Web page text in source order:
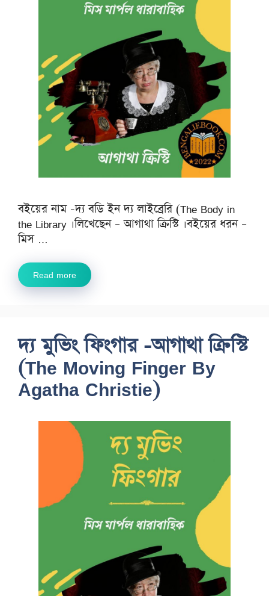
বইয়ের নাম -দ্য বডি ইন দ্য লাইব্রেরি (The Body in
the Library ।লিখেছেন – আগাথা ক্রিস্টি ।বইয়ের ধরন –
মিস …
Read more
দ্য মুভিং ফিংগার -আগাথা ক্রিস্টি
(The Moving Finger By
Agatha Christie)